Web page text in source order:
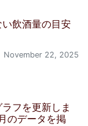
飲酒量の目安
November 22, 2025
ラフを更新しま
のデータを掲